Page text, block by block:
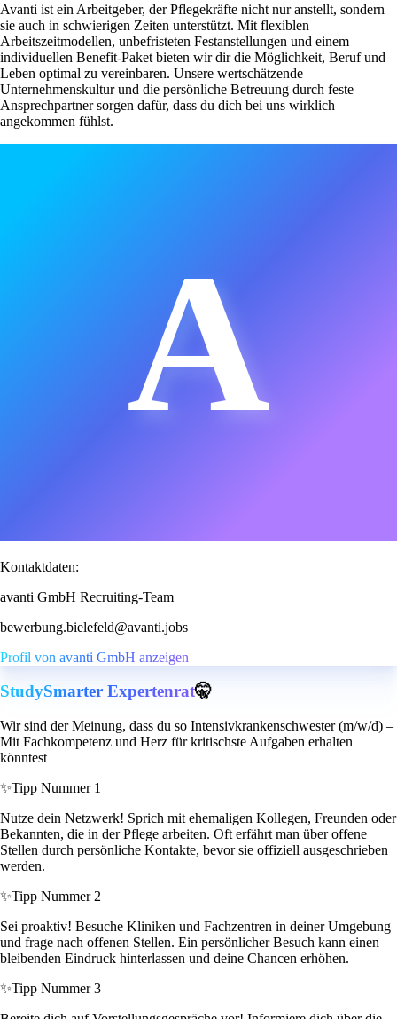
Avanti ist ein Arbeitgeber, der Pflegekräfte nicht nur anstellt, sondern
sie auch in schwierigen Zeiten unterstützt. Mit flexiblen
Arbeitszeitmodellen, unbefristeten Festanstellungen und einem
individuellen Benefit-Paket bieten wir dir die Möglichkeit, Beruf und
Leben optimal zu vereinbaren. Unsere wertschätzende
Unternehmenskultur und die persönliche Betreuung durch feste
Ansprechpartner sorgen dafür, dass du dich bei uns wirklich
angekommen fühlst.
A
Kontaktdaten:
avanti GmbH Recruiting-Team
bewerbung.bielefeld@avanti.jobs
Profil von avanti GmbH anzeigen
StudySmarter Expertenrat🤫
Wir sind der Meinung, dass du so Intensivkrankenschwester (m/w/d) –
Mit Fachkompetenz und Herz für kritischste Aufgaben erhalten
könntest
✨Tipp Nummer 1
Nutze dein Netzwerk! Sprich mit ehemaligen Kollegen, Freunden oder
Bekannten, die in der Pflege arbeiten. Oft erfährt man über offene
Stellen durch persönliche Kontakte, bevor sie offiziell ausgeschrieben
werden.
✨Tipp Nummer 2
Sei proaktiv! Besuche Kliniken und Fachzentren in deiner Umgebung
und frage nach offenen Stellen. Ein persönlicher Besuch kann einen
bleibenden Eindruck hinterlassen und deine Chancen erhöhen.
✨Tipp Nummer 3